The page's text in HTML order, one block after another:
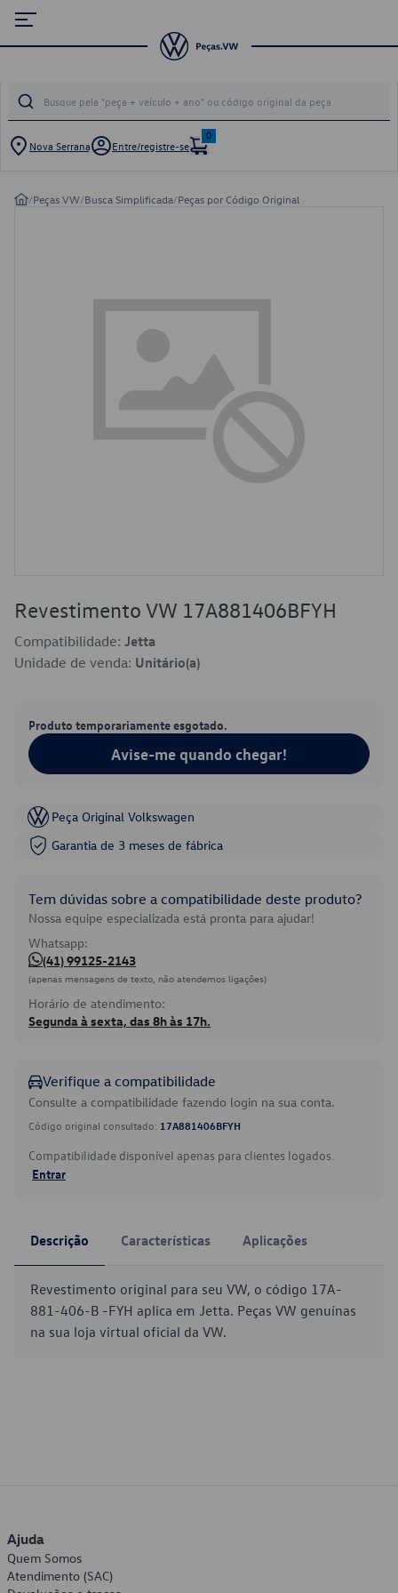
Nova Serrana Entre/registre-se
0
/Peças VW/Busca Simplificada/Peças por Código Original
Revestimento VW 17A881406BFYH
Compatibilidade: Jetta
Unidade de venda: Unitário(a)
Produto temporariamente esgotado.
Avise-me quando chegar!
Peça Original Volkswagen
Garantia de 3 meses de fábrica
Tem dúvidas sobre a compatibilidade deste produto?
Nossa equipe especializada está pronta para ajudar!
Whatsapp:
(41) 99125-2143
(apenas mensagens de texto, não atendemos ligações)
Horário de atendimento:
Segunda à sexta, das 8h às 17h.
Verifique a compatibilidade
Consulte a compatibilidade fazendo login na sua conta.
Código original consultado: 17A881406BFYH
Compatibilidade disponível apenas para clientes logados.
Entrar
Descrição Características Aplicações
Revestimento original para seu VW, o código 17A-
881-406-B -FYH aplica em Jetta. Peças VW genuínas
na sua loja virtual oficial da VW.
Ajuda
Quem Somos
Atendimento (SAC)